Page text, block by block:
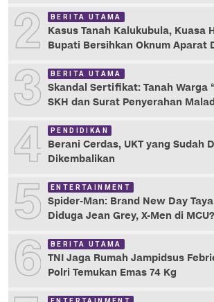
2 BERITA UTAMA
Kasus Tanah Kalukubula, Kuasa
Bupati Bersihkan Oknum Aparat
3 BERITA UTAMA
Skandal Sertifikat: Tanah Warga
SKH dan Surat Penyerahan
4 PENDIDIKAN
Berani Cerdas, UKT yang Sudah
Dikembalikan
5 ENTERTAINMENT
Spider-Man: Brand New Day
Diduga Jean Grey, X-Men di MCU?
6 BERITA UTAMA
TNI Jaga Rumah Jampidsus
Polri Temukan Emas 74 Kg